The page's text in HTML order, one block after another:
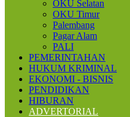
OKU Selatan
OKU Timur
Palembang
Pagar Alam
PALI
PEMERINTAHAN
HUKUM KRIMINAL
EKONOMI - BISNIS
PENDIDIKAN
HIBURAN
ADVERTORIAL